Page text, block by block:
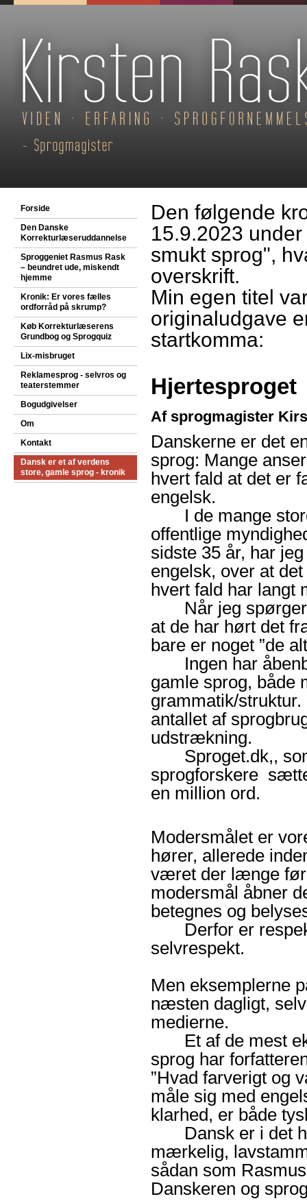
Forside
Den Danske
Korrekturlæseruddannelse
Sproggeniet Rasmus Rask
– beundret ude, miskendt
hjemme
Kronik: Er vores fælles
ordforråd på skrump?
Køb Korrekturlæserens
Grundbog og Sprogquiz
Lix-misbruget
Reklamesprog - selvros og
teaterstemmer
Bogudgivelser
Om
Kontakt
Dansk er et af verdens
store, gamle sprog - kronik
Den følgende
15.9.2023
smukt sprog",
overskrift.
Min egen titel
originaludgave
startkomma:
Hjertesproget
Af sprogmagister
Danskerne er det
sprog: Mange
hvert fald at det er
engelsk.
I de mange store
offentlige
sidste 35 år, har
engelsk, over at
hvert fald har langt
Når jeg spørger
at de har hørt det
bare er noget ”de
Ingen har
gamle sprog, både
grammatik/
antallet af
udstrækning.
Sproget.dk,,
sprogforskere
en million ord.
Modersmålet er
hører, allerede
været der længe før
modersmål åbner
betegnes og
Derfor er
selvrespekt.
Men eksemplerne
næsten dagligt,
medierne.
Et af de mest
sprog har
”Hvad farverigt og
måle sig med
klarhed, er både
Dansk er i det
mærkelig,
sådan som
Danskeren og